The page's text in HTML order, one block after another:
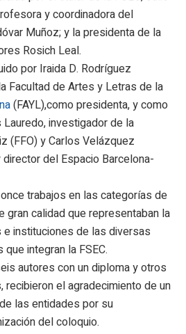
y coordinadora del
Muñoz; y la presidenta de la
Rosich Leal.
por Iraida D. Rodríguez
Facultad de Artes y Letras de la
(FAYL),como presidenta, y como
investigador de la
(FFO) y Carlos Velázquez
del Espacio Barcelona-
trabajos en las categorías de
gran calidad que representaban la
instituciones de las diversas
integran la FSEC.
autores con un diploma y otros
recibieron el agradecimiento de un
las entidades por su
del coloquio.